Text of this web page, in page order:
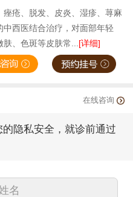
痤疮、脱发、皮炎、湿疹、荨麻
中西医结合治疗，对面部年轻
肤、色斑等皮肤常...[详细]
在线咨询
隐私安全，就诊前通过